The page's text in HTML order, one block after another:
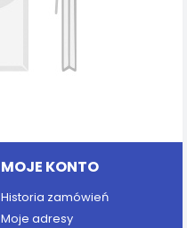
MOJE KONTO
Historia zamówień
Moje adresy